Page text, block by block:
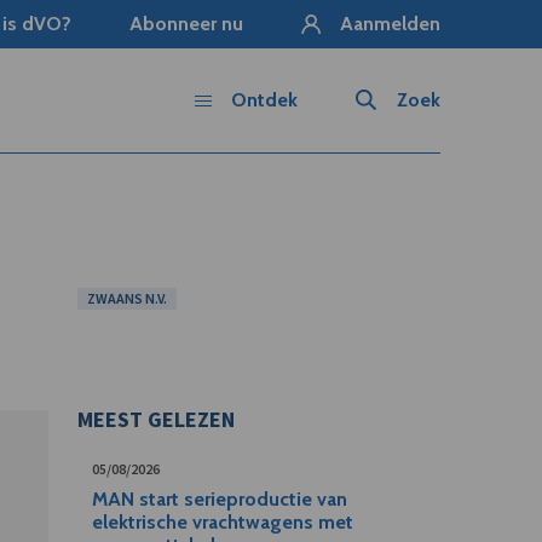
dVO? Abonneer nu Aanmelden
Zoek
Ontdek
ZWAANS N.V.
MEEST GELEZEN
05/08/2026
MAN start serieproductie van
elektrische vrachtwagens met